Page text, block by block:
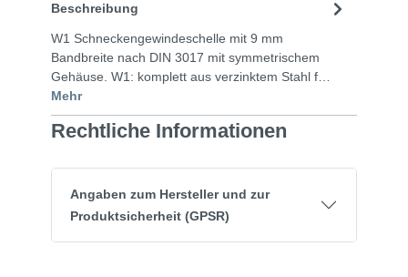
Beschreibung
W1 Schneckengewindeschelle mit 9 mm
Bandbreite nach DIN 3017 mit symmetrischem
Gehäuse. W1: komplett aus verzinktem Stahl f…
Mehr
Rechtliche Informationen
Angaben zum Hersteller und zur
Produktsicherheit (GPSR)